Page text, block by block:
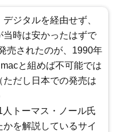
ジタルを経由せず、
当時は安かったはずで
売されたのが、1990年
と組めば不可能では
だし日本での発売は
トーマス・ノール氏
を解説しているサイ